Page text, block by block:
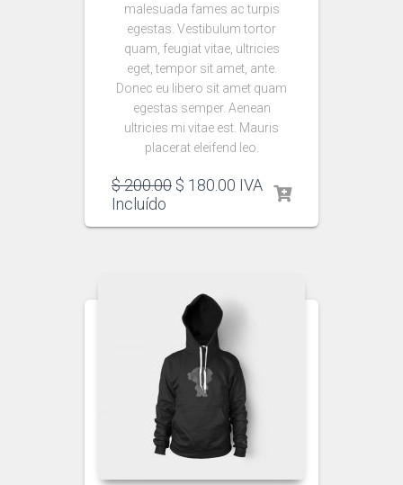
malesuada fames ac turpis
egestas. Vestibulum tortor
quam, feugiat vitae, ultricies
eget, tempor sit amet, ante.
Donec eu libero sit amet quam
egestas semper. Aenean
ultricies mi vitae est. Mauris
placerat eleifend leo.
$200.00 $ 180.00 IVA
Incluído